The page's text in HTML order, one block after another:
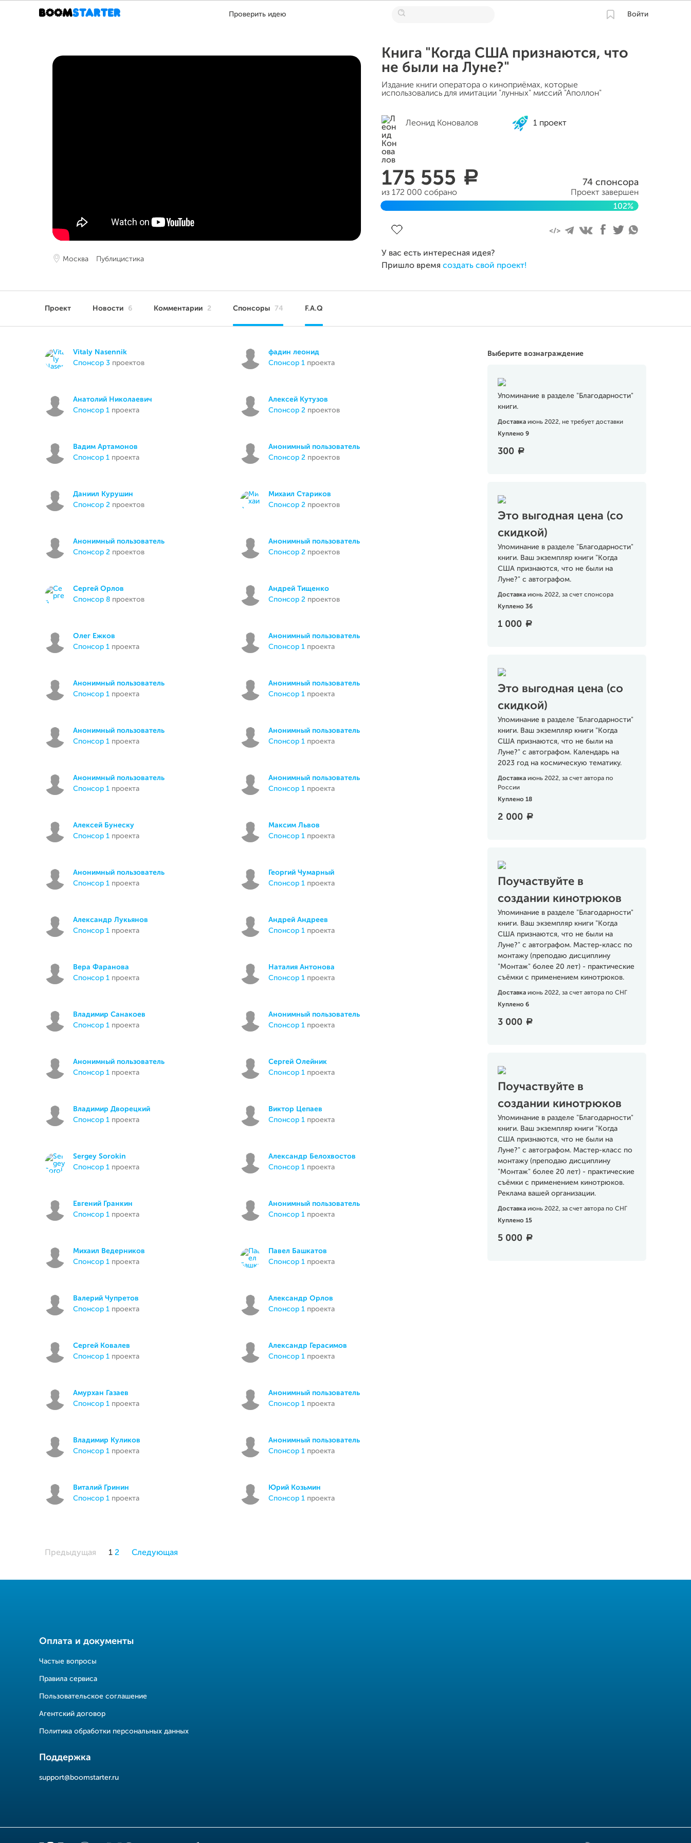
Проверить идею Войти
Москва Публицистика
Книга "Когда США признаются, что
не были на Луне?"
Издание книги оператора о киноприёмах, которые
использовались для имитации "лунных" миссий "Аполлон"
Леонид Коновалов 1 проект
175 555 a
из 172 000 собрано
74 спонсора
Проект завершен
102%
У вас есть интересная идея?
Пришло время создать свой проект!
Проект Новости 6 Комментарии 2 Спонсоры 74 F.A.Q
Выберите вознаграждение
Упоминание в разделе "Благодарности"
книги.
Доставка июнь 2022, не требует доставки
Куплено 9
300 a
Это выгодная цена (со
скидкой)
Упоминание в разделе "Благодарности"
книги. Ваш экземпляр книги "Когда
США признаются, что не были на
Луне?" с автографом.
Доставка июнь 2022, за счет спонсора
Куплено 36
1 000 a
Это выгодная цена (со
скидкой)
Упоминание в разделе "Благодарности"
книги. Ваш экземпляр книги "Когда
США признаются, что не были на
Луне?" с автографом. Календарь на
2023 год на космическую тематику.
Доставка июнь 2022, за счет автора по
России
Куплено 18
2 000 a
Поучаствуйте в
создании кинотрюков
Упоминание в разделе "Благодарности"
книги. Ваш экземпляр книги "Когда
США признаются, что не были на
Луне?" с автографом. Мастер-класс по
монтажу (преподаю дисциплину
"Монтаж" более 20 лет) - практические
съёмки с применением кинотрюков.
Доставка июнь 2022, за счет автора по СНГ
Куплено 6
3 000 a
Поучаствуйте в
создании кинотрюков
Упоминание в разделе "Благодарности"
книги. Ваш экземпляр книги "Когда
США признаются, что не были на
Луне?" с автографом. Мастер-класс по
монтажу (преподаю дисциплину
"Монтаж" более 20 лет) - практические
съёмки с применением кинотрюков.
Реклама вашей организации.
Доставка июнь 2022, за счет автора по СНГ
Куплено 15
5 000 a
Vitaly Nasennik
спонсор 3 проектов
фадин леонид
спонсор 1 проекта
Анатолий Николаевич
спонсор 1 проекта
Алексей Кутузов
спонсор 2 проектов
Вадим Артамонов
спонсор 1 проекта
Анонимный пользователь
спонсор 2 проектов
Даниил Курушин
спонсор 2 проектов
Михаил Стариков
спонсор 2 проектов
Анонимный пользователь
спонсор 2 проектов
Анонимный пользователь
спонсор 2 проектов
Сергей Орлов
спонсор 8 проектов
Андрей Тищенко
спонсор 2 проектов
Олег Ежков
спонсор 1 проекта
Анонимный пользователь
спонсор 1 проекта
Анонимный пользователь
спонсор 1 проекта
Анонимный пользователь
спонсор 1 проекта
Анонимный пользователь
спонсор 1 проекта
Анонимный пользователь
спонсор 1 проекта
Анонимный пользователь
спонсор 1 проекта
Анонимный пользователь
спонсор 1 проекта
Алексей Бунеску
спонсор 1 проекта
Максим Львов
спонсор 1 проекта
Анонимный пользователь
спонсор 1 проекта
Георгий Чумарный
спонсор 1 проекта
Александр Лукьянов
спонсор 1 проекта
Андрей Андреев
спонсор 1 проекта
Вера Фаранова
спонсор 1 проекта
Наталия Антонова
спонсор 1 проекта
Владимир Санакоев
спонсор 1 проекта
Анонимный пользователь
спонсор 1 проекта
Анонимный пользователь
спонсор 1 проекта
Сергей Олейник
спонсор 1 проекта
Владимир Дворецкий
спонсор 1 проекта
Виктор Цепаев
спонсор 1 проекта
Sergey Sorokin
спонсор 1 проекта
Александр Белохвостов
спонсор 1 проекта
Евгений Гранкин
спонсор 1 проекта
Анонимный пользователь
спонсор 1 проекта
Михаил Ведерников
спонсор 1 проекта
Павел Башкатов
спонсор 1 проекта
Валерий Чупретов
спонсор 1 проекта
Александр Орлов
спонсор 1 проекта
Сергей Ковалев
спонсор 1 проекта
Александр Герасимов
спонсор 1 проекта
Амурхан Газаев
спонсор 1 проекта
Анонимный пользователь
спонсор 1 проекта
Владимир Куликов
спонсор 1 проекта
Анонимный пользователь
спонсор 1 проекта
Виталий Гринин
спонсор 1 проекта
Юрий Козьмин
спонсор 1 проекта
Предыдущая 1 2 Следующая
Оплата и документы
Частые вопросы
Правила сервиса
Пользовательское соглашение
Агентский договор
Политика обработки персональных данных
Поддержка
support@boomstarter.ru